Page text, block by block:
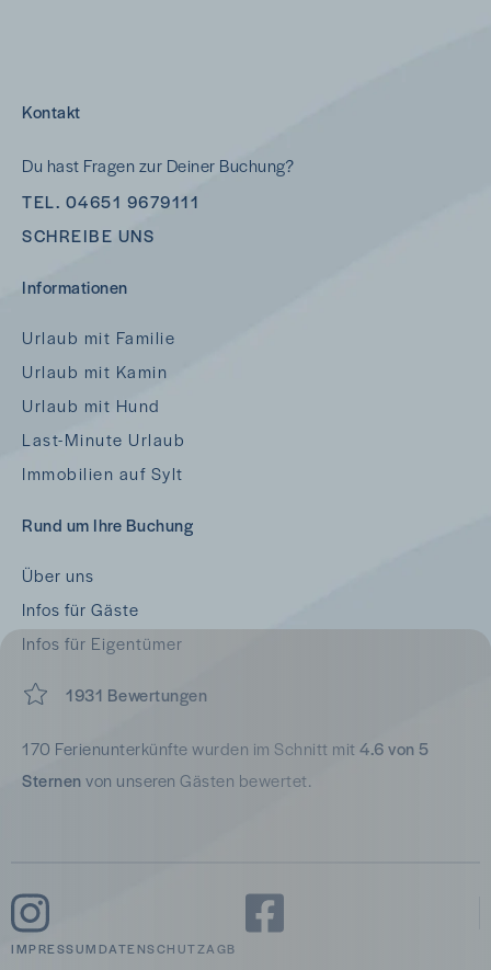
Kontakt
Du hast Fragen zur Deiner Buchung?
TEL. 04651 9679111
SCHREIBE UNS
Informationen
Urlaub mit Familie
Urlaub mit Kamin
Urlaub mit Hund
Last-Minute Urlaub
Immobilien auf Sylt
Rund um Ihre Buchung
Über uns
Infos für Gäste
Infos für Eigentümer
1931 Bewertungen
170 Ferienunterkünfte wurden im Schnitt mit4.6 von 5
Sternenvon unseren Gästen bewertet.
IMPRESSUMDATENSCHUTZAGB